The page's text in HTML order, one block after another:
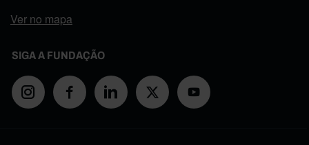
Ver no mapa
SIGA A FUNDAÇÃO